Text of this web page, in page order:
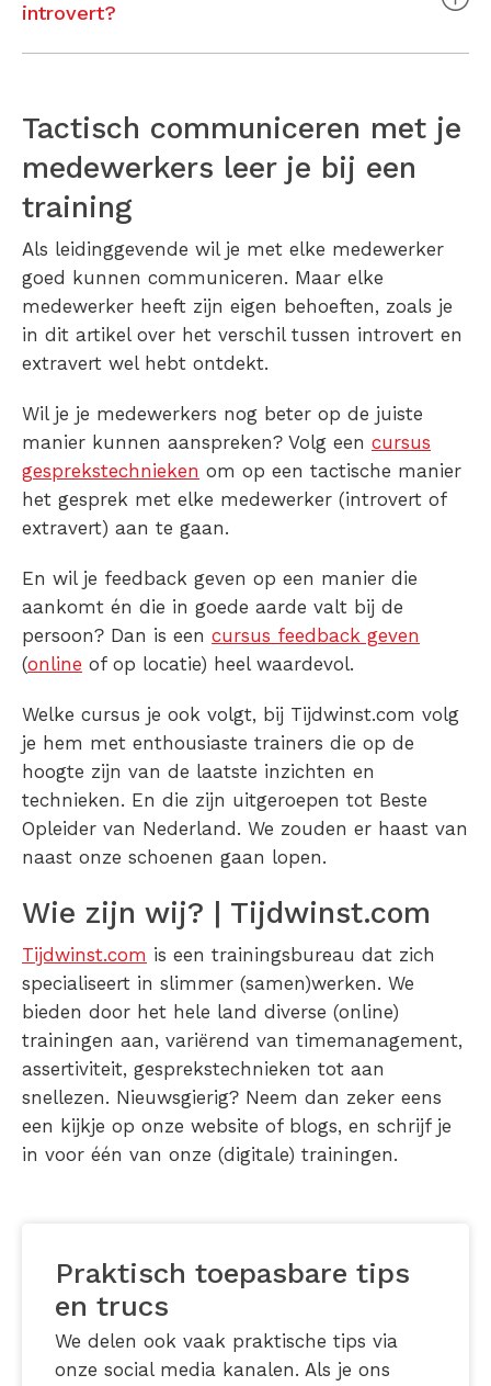
introvert?
Tactisch communiceren met je
medewerkers leer je bij een
training
Als leidinggevende wil je met elke medewerker
goed kunnen communiceren. Maar elke
medewerker heeft zijn eigen behoeften, zoals je
in dit artikel over het verschil tussen introvert en
extravert wel hebt ontdekt.
Wil je je medewerkers nog beter op de juiste
manier kunnen aanspreken? Volg een cursus
gesprekstechnieken om op een tactische manier
het gesprek met elke medewerker (introvert of
extravert) aan te gaan.
En wil je feedback geven op een manier die
aankomt én die in goede aarde valt bij de
persoon? Dan is een cursus feedback geven
(online of op locatie) heel waardevol.
Welke cursus je ook volgt, bij Tijdwinst.com volg
je hem met enthousiaste trainers die op de
hoogte zijn van de laatste inzichten en
technieken. En die zijn uitgeroepen tot Beste
Opleider van Nederland. We zouden er haast van
naast onze schoenen gaan lopen.
Wie zijn wij? | Tijdwinst.com
Tijdwinst.com is een trainingsbureau dat zich
specialiseert in slimmer (samen)werken. We
bieden door het hele land diverse (online)
trainingen aan, variërend van timemanagement,
assertiviteit, gesprekstechnieken tot aan
snellezen. Nieuwsgierig? Neem dan zeker eens
een kijkje op onze website of blogs, en schrijf je
in voor één van onze (digitale) trainingen.
Praktisch toepasbare tips
en trucs
We delen ook vaak praktische tips via
onze social media kanalen. Als je ons